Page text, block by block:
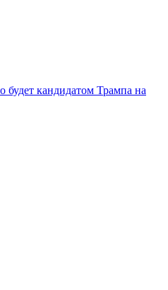
будет кандидатом Трампа на